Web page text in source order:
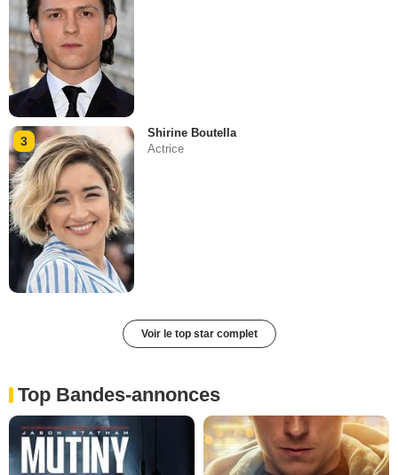
3
Shirine Boutella
Actrice
Voir le top star complet
Top Bandes-annonces